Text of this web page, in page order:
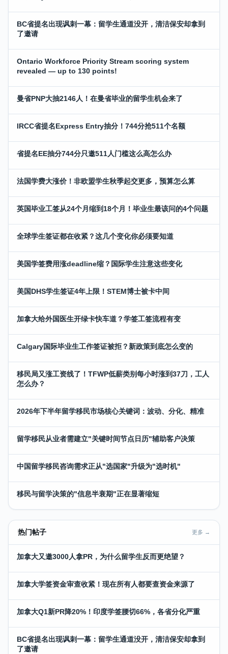
BC省提名出现讽刺一幕：留学生通道没开，清洁保安却拿到
了邀请
Ontario Workforce Priority Stream scoring system
revealed — up to 130 points!
曼省PNP大抽2146人！在曼省毕业的留学生机会来了
IRCC省提名Express Entry抽分！744分抢511个名额
省提名EE抽分744分只邀511人门槛这么高怎么办
法国学费大涨价！非欧盟学生秋季起交更多，预算怎么算
英国毕业工签从24个月缩到18个月！毕业生最该问的4个问题
全球学生签证都在收紧？这几个变化你必须要知道
美国学签费用涨deadline缩？国际学生注意这些变化
美国DHS学生签证4年上限！STEM博士被卡中间
加拿大给外国医生开绿卡快车道？学签工签流程有变
Calgary国际毕业生工作签证被拒？新政策到底怎么变的
移民局又涨工资线了！TFWP低薪类别每小时涨到37刀，工人
怎么办？
2026年下半年留学移民市场核心关键词：波动、分化、精准
留学移民从业者需建立"关键时间节点日历"辅助客户决策
中国留学移民咨询需求正从"选国家"升级为"选时机"
移民与留学决策的"信息半衰期"正在显著缩短
热门帖子 更多 →
加拿大又邀3000人拿PR，为什么留学生反而更绝望？
加拿大学签资金审查收紧！现在所有人都要查资金来源了
加拿大Q1新PR降20%！印度学签腰切66%，各省分化严重
BC省提名出现讽刺一幕：留学生通道没开，清洁保安却拿到
了邀请